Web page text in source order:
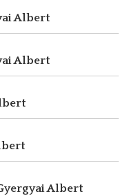
Albert
Albert
Albert